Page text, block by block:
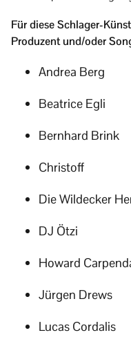
Für diese Schlager-
Produzent und/oder
Andrea Berg
Beatrice Egli
Bernhard Brink
Christoff
Die Wildecker
DJ Ötzi
Howard
Jürgen Drews
Lucas Cordalis